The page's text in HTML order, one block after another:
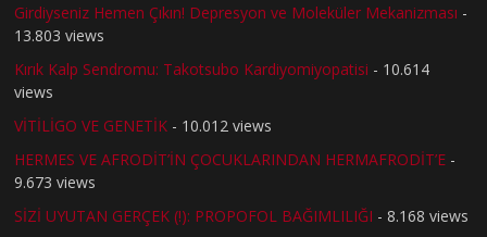
Girdiyseniz Hemen Çıkın! Depresyon ve Moleküler Mekanizması -
13.803 views
Kırık Kalp Sendromu: Takotsubo Kardiyomiyopatisi - 10.614
views
VİTİLİGO VE GENETİK - 10.012 views
HERMES VE AFRODİT’İN ÇOCUKLARINDAN HERMAFRODİT’E -
9.673 views
SİZİ UYUTAN GERÇEK (!): PROPOFOL BAĞIMLILIĞI - 8.168 views